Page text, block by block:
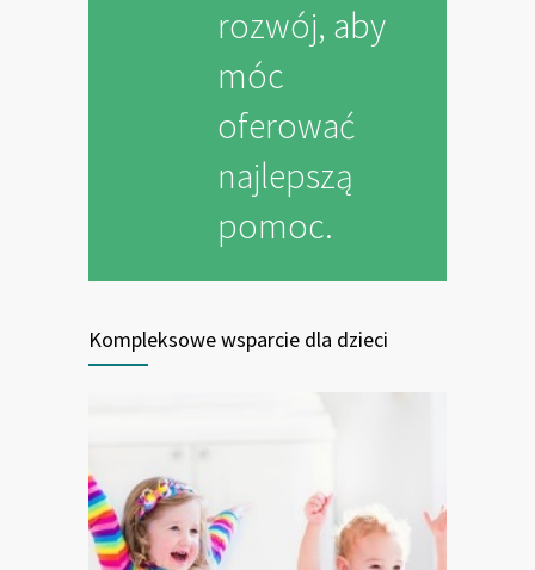
rozwój, aby
móc
oferować
najlepszą
pomoc.
Kompleksowe wsparcie dla dzieci
Jesteśmy grupą specjalistów, którzy ściśle
współpracują ze sobą i wzajemnie się
uzupełniają pomimo, że każdy z nas jest
inny i ma inne doświadczenie zawodowe.